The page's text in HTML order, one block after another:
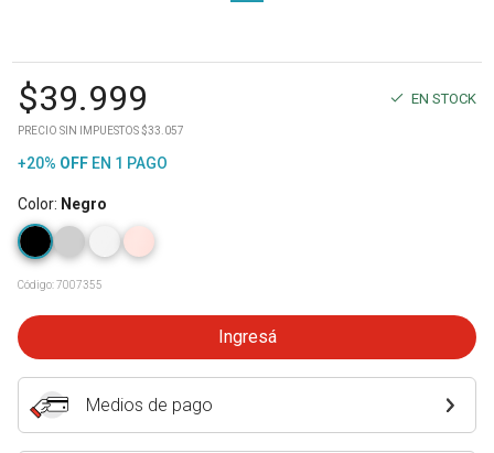
$39.999 EN STOCK
PRECIO SIN IMPUESTOS $33.057
+20% OFF EN 1 PAGO
Color: Negro
Código:7007355
Ingresá
Medios de pago